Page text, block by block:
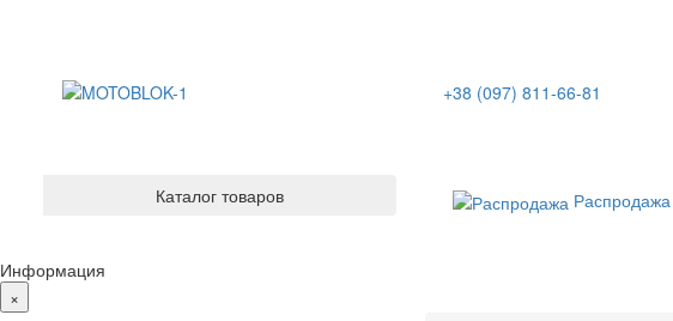
+38 (097) 811-66-81
Каталог товаров
Распродажа
Информация
×